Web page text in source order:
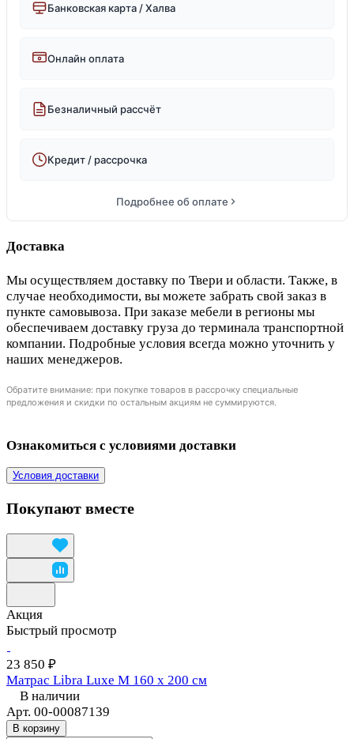
Банковская карта / Халва
Онлайн оплата
Безналичный рассчёт
Кредит / рассрочка
Подробнее об оплате
Доставка
Мы осуществляем доставку по Твери и области. Также, в
случае необходимости, вы можете забрать свой заказ в
пункте самовывоза. При заказе мебели в регионы мы
обеспечиваем доставку груза до терминала транспортной
компании. Подробные условия всегда можно уточнить у
наших менеджеров.
Обратите внимание: при покупке товаров в рассрочку специальные
предложения и скидки по остальным акциям не суммируются.
Ознакомиться с условиями доставки
Условия доставки
Покупают вместе
Акция
Быстрый просмотр
23 850 ₽
Матрас Libra Luxe M 160 х 200 см
В наличии
Арт. 00-00087139
В корзину